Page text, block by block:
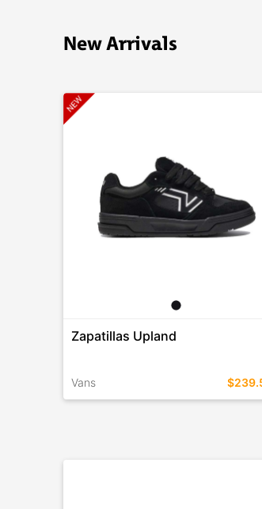
New Arrivals
Zapatillas Upland
Vans